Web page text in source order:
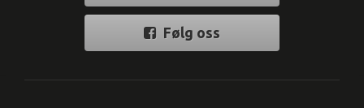
Følg oss